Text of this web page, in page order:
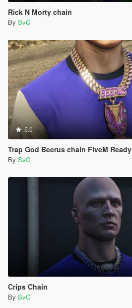
Rick N Morty chain
By SvC
5.0
Trap God Beerus chain FiveM Ready
By SvC
Crips Chain
By SvC